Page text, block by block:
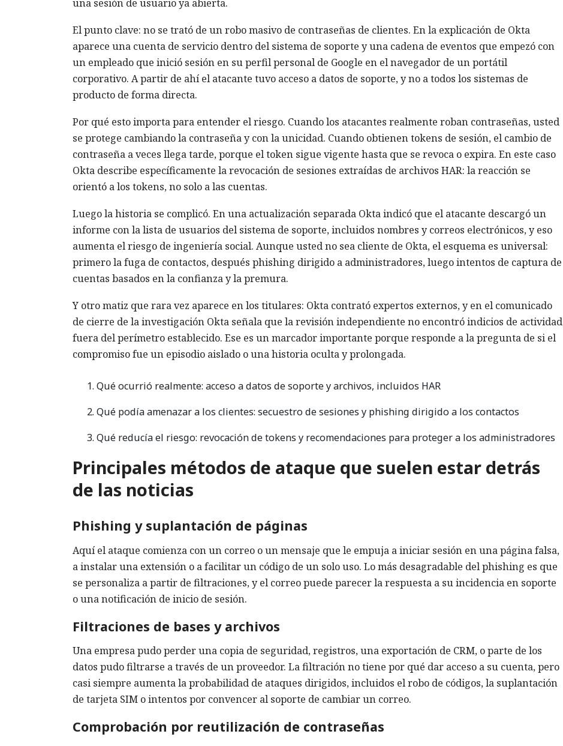
una sesión de usuario ya abierta.
El punto clave: no se trató de un robo masivo de contraseñas de clientes. En la explicación de Okta
aparece una cuenta de servicio dentro del sistema de soporte y una cadena de eventos que empezó con
un empleado que inició sesión en su perfil personal de Google en el navegador de un portátil
corporativo. A partir de ahí el atacante tuvo acceso a datos de soporte, y no a todos los sistemas de
producto de forma directa.
Por qué esto importa para entender el riesgo. Cuando los atacantes realmente roban contraseñas, usted
se protege cambiando la contraseña y con la unicidad. Cuando obtienen tokens de sesión, el cambio de
contraseña a veces llega tarde, porque el token sigue vigente hasta que se revoca o expira. En este caso
Okta describe específicamente la revocación de sesiones extraídas de archivos HAR: la reacción se
orientó a los tokens, no solo a las cuentas.
Luego la historia se complicó. En una actualización separada Okta indicó que el atacante descargó un
informe con la lista de usuarios del sistema de soporte, incluidos nombres y correos electrónicos, y eso
aumenta el riesgo de ingeniería social. Aunque usted no sea cliente de Okta, el esquema es universal:
primero la fuga de contactos, después phishing dirigido a administradores, luego intentos de captura de
cuentas basados en la confianza y la premura.
Y otro matiz que rara vez aparece en los titulares: Okta contrató expertos externos, y en el comunicado
de cierre de la investigación Okta señala que la revisión independiente no encontró indicios de actividad
fuera del perímetro establecido. Ese es un marcador importante porque responde a la pregunta de si el
compromiso fue un episodio aislado o una historia oculta y prolongada.
Qué ocurrió realmente: acceso a datos de soporte y archivos, incluidos HAR
Qué podía amenazar a los clientes: secuestro de sesiones y phishing dirigido a los contactos
Qué reducía el riesgo: revocación de tokens y recomendaciones para proteger a los administradores
Principales métodos de ataque que suelen estar detrás
de las noticias
Phishing y suplantación de páginas
Aquí el ataque comienza con un correo o un mensaje que le empuja a iniciar sesión en una página falsa,
a instalar una extensión o a facilitar un código de un solo uso. Lo más desagradable del phishing es que
se personaliza a partir de filtraciones, y el correo puede parecer la respuesta a su incidencia en soporte
o una notificación de inicio de sesión.
Filtraciones de bases y archivos
Una empresa pudo perder una copia de seguridad, registros, una exportación de CRM, o parte de los
datos pudo filtrarse a través de un proveedor. La filtración no tiene por qué dar acceso a su cuenta, pero
casi siempre aumenta la probabilidad de ataques dirigidos, incluidos el robo de códigos, la suplantación
de tarjeta SIM o intentos por convencer al soporte de cambiar un correo.
Comprobación por reutilización de contraseñas